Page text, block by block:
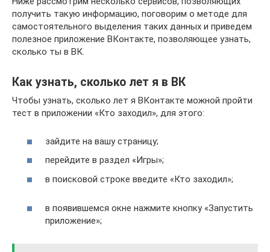
получить такую информацию, поговорим о методе для
самостоятельного выделения таких данных и приведем
полезное приложение ВКонтакте, позволяющее узнать,
сколько ты в ВК.
Как узнать, сколько лет я в ВК
Чтобы узнать, сколько лет я ВКонтакте можной пройти
тест в приложении «Кто заходил», для этого:
зайдите на вашу страницу;
перейдите в раздел «Игры»;
в поисковой строке введите «Кто заходил»;
в появившемся окне нажмите кнопку «Запустить
приложение»;